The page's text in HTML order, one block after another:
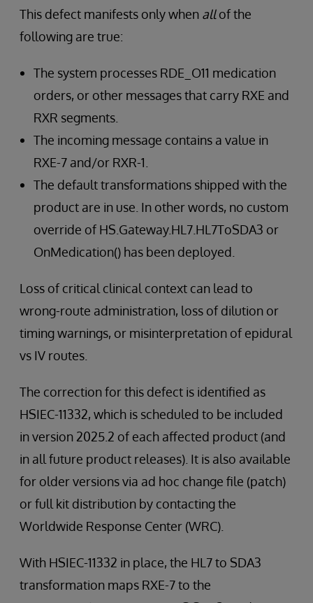
This defect manifests only when allof the
following are true:
The system processes RDE_O11 medication
orders, or other messages that carry RXE and
RXR segments.
The incoming message contains a value in
RXE-7 and/or RXR-1.
The default transformations shipped with the
product are in use. In other words, no custom
override of HS.Gateway.HL7.HL7ToSDA3 or
OnMedication() has been deployed.
Loss of critical clinical context can lead to
wrong-route administration, loss of dilution or
timing warnings, or misinterpretation of epidural
vs IV routes.
The correction for this defect is identified as
HSIEC-11332, which is scheduled to be included
in version 2025.2 of each affected product (and
in all future product releases). It is also available
for older versions via ad hoc change file (patch)
or full kit distribution by contacting the
Worldwide Response Center (WRC).
With HSIEC-11332 in place, the HL7 to SDA3
transformation maps RXE-7 to the